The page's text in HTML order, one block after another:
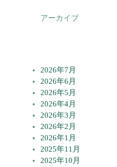
アーカイブ
2026年7月
2026年6月
2026年5月
2026年4月
2026年3月
2026年2月
2026年1月
2025年11月
2025年10月